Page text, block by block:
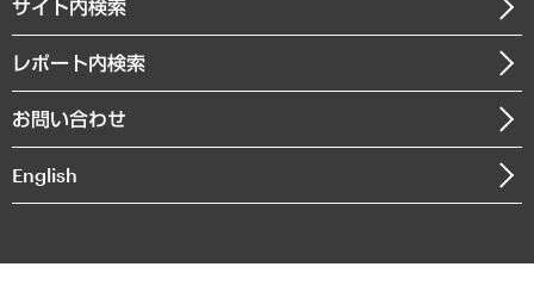
まちづくり・観光・交通・スポーツ・スマートシティ
自然資源・農林水産業・食料システム
メディア掲載・出演
沿革
組織図・本部部室紹介
インドネシア現地法人
個人情報保護方針
サイト内検索
レポート内検索
お問い合わせ
English